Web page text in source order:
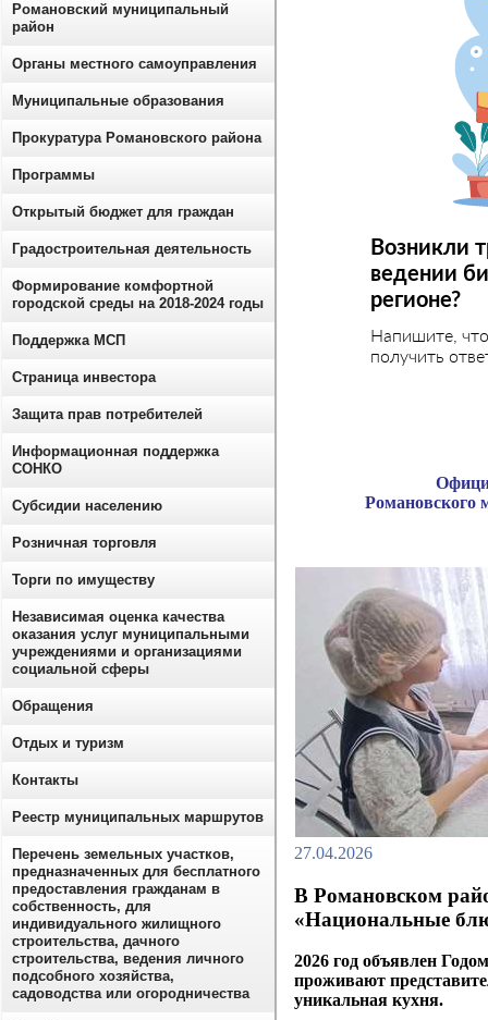
Возникли
ведении
регионе?
Напишите,
получить
Романовского
27.04.2026
В Романовском
«Национальные
2026 год объявлен
проживают
уникальная кухня.
Романовский муниципальный
район
Органы местного самоуправления
Муниципальные образования
Прокуратура Романовского района
Программы
Открытый бюджет для граждан
Градостроительная деятельность
Формирование комфортной
городской среды на 2018-2024 годы
Поддержка МСП
Страница инвестора
Защита прав потребителей
Информационная поддержка
СОНКО
Субсидии населению
Розничная торговля
Торги по имуществу
Независимая оценка качества
оказания услуг муниципальными
учреждениями и организациями
социальной сферы
Обращения
Отдых и туризм
Контакты
Реестр муниципальных маршрутов
Перечень земельных участков,
предназначенных для бесплатного
предоставления гражданам в
собственность, для
индивидуального жилищного
строительства, дачного
строительства, ведения личного
подсобного хозяйства,
садоводства или огородничества